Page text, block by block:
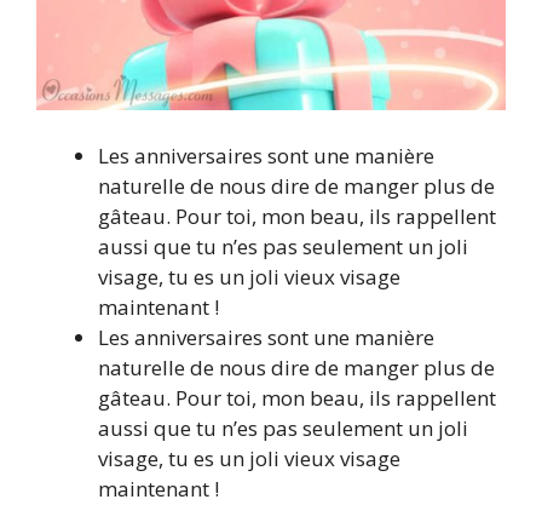
Les anniversaires sont une manière
naturelle de nous dire de manger plus de
gâteau. Pour toi, mon beau, ils rappellent
aussi que tu n’es pas seulement un joli
visage, tu es un joli vieux visage
maintenant !
Les anniversaires sont une manière
naturelle de nous dire de manger plus de
gâteau. Pour toi, mon beau, ils rappellent
aussi que tu n’es pas seulement un joli
visage, tu es un joli vieux visage
maintenant !